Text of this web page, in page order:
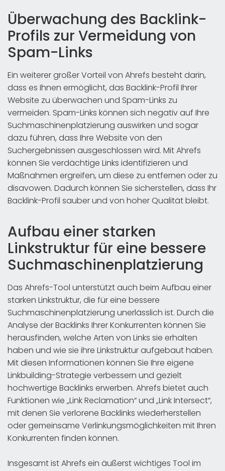
Überwachung des Backlink-
Profils zur Vermeidung von
Spam-Links
Ein weiterer großer Vorteil von Ahrefs besteht darin,
dass es Ihnen ermöglicht, das Backlink-Profil Ihrer
Website zu überwachen und Spam-Links zu
vermeiden. Spam-Links können sich negativ auf Ihre
Suchmaschinenplatzierung auswirken und sogar
dazu führen, dass Ihre Website von den
Suchergebnissen ausgeschlossen wird. Mit Ahrefs
können Sie verdächtige Links identifizieren und
Maßnahmen ergreifen, um diese zu entfernen oder zu
disavowen. Dadurch können Sie sicherstellen, dass Ihr
Backlink-Profil sauber und von hoher Qualität bleibt.
Aufbau einer starken
Linkstruktur für eine bessere
Suchmaschinenplatzierung
Das Ahrefs-Tool unterstützt auch beim Aufbau einer
starken Linkstruktur, die für eine bessere
Suchmaschinenplatzierung unerlässlich ist. Durch die
Analyse der Backlinks Ihrer Konkurrenten können Sie
herausfinden, welche Arten von Links sie erhalten
haben und wie sie ihre Linkstruktur aufgebaut haben.
Mit diesen Informationen können Sie Ihre eigene
Linkbuilding-Strategie verbessern und gezielt
hochwertige Backlinks erwerben. Ahrefs bietet auch
Funktionen wie „Link Reclamation“ und „Link Intersect“,
mit denen Sie verlorene Backlinks wiederherstellen
oder gemeinsame Verlinkungsmöglichkeiten mit Ihren
Konkurrenten finden können.
Insgesamt ist Ahrefs ein äußerst wichtiges Tool im